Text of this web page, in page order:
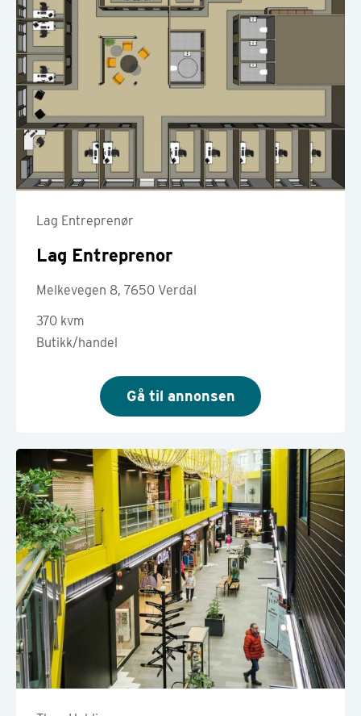
Lag Entreprenør
Lag Entreprenor
Melkevegen 8, 7650 Verdal
370 kvm
Butikk/handel
Gå til annonsen